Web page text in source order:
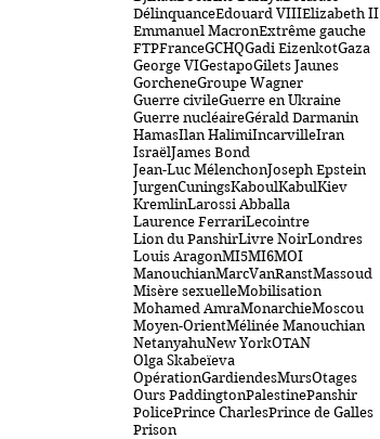
DélinquanceEdouard VIIIElizabeth II
Emmanuel MacronExtrême gauche
FTPFranceGCHQGadi EizenkotGaza
George VIGestapoGilets Jaunes
GorcheneGroupe Wagner
Guerre civileGuerre en Ukraine
Guerre nucléaireGérald Darmanin
HamasIlan HalimiIncarvilleIran
IsraëlJames Bond
Jean-Luc MélenchonJoseph Epstein
JurgenCuningsKaboulKabulKiev
KremlinLarossi Abballa
Laurence FerrariLecointre
Lion du PanshirLivre NoirLondres
Louis AragonMI5MI6MOI
ManouchianMarcVanRanstMassoud
Misère sexuelleMobilisation
Mohamed AmraMonarchieMoscou
Moyen-OrientMélinée Manouchian
NetanyahuNew YorkOTAN
Olga Skabeïeva
OpérationGardiendesMursOtages
Ours PaddingtonPalestinePanshir
PolicePrince CharlesPrince de Galles
Prison